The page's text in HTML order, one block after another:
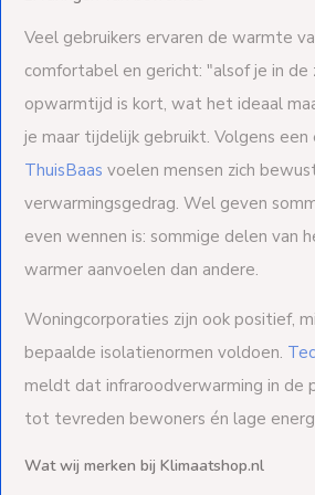
Veel gebruikers ervaren de warmte
comfortabel en gericht: "alsof je in de
opwarmtijd is kort, wat het ideaal
je maar tijdelijk gebruikt. Volgens een
ThuisBaas voelen mensen zich
verwarmingsgedrag. Wel geven
even wennen is: sommige delen van
warmer aanvoelen dan andere.
Woningcorporaties zijn ook positief,
bepaalde isolatienormen voldoen.
meldt dat infraroodverwarming in de
tot tevreden bewoners én lage
Wat wij merken bij Klimaatshop.nl